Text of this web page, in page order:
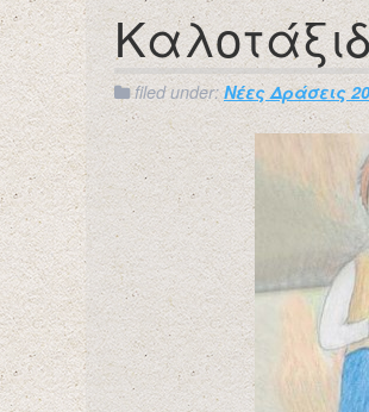
filed under:Νέες Δράσεις